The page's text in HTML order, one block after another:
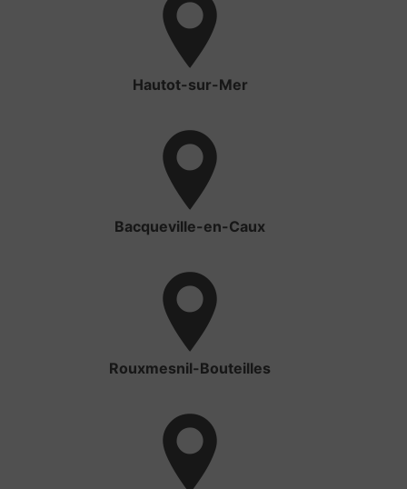
Hautot-sur-Mer
Bacqueville-en-Caux
Rouxmesnil-Bouteilles